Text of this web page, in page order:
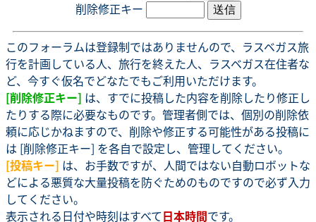
削除修正キー
このフォーラムは登録制ではありませんので、ラスベガス旅
行を計画している人、旅行を終えた人、ラスベガス在住者な
ど、今すぐ仮名でどなたでもご利用いただけます。
[削除修正キー] は、すでに投稿した内容を削除したり修正し
たりする際に必要なものです。管理者側では、個別の削除依
頼に応じかねますので、削除や修正する可能性がある投稿に
は [削除修正キー] を各自で設定し、管理してください。
[投稿キー] は、お手数ですが、人間ではない自動ロボットな
どによる悪質な大量投稿を防ぐためのものですので必ず入力
してください。
表示される日付や時刻はすべて日本時間です。